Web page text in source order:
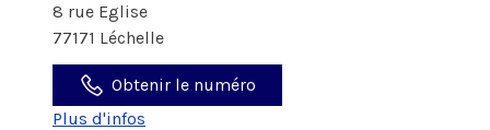
8 rue Eglise
77171 Léchelle
Obtenir le numéro
Plus d'infos